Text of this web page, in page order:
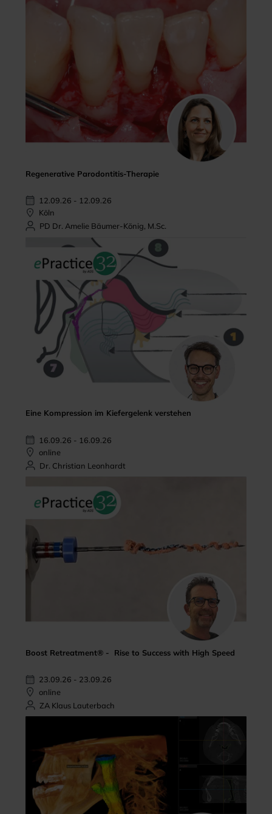
Regenerative Parodontitis-Therapie
12.09.26 - 12.09.26
Köln
PD Dr. Amelie Bäumer-König, M.Sc.
Eine Kompression im Kiefergelenk verstehen
16.09.26 - 16.09.26
online
Dr. Christian Leonhardt
Boost Retreatment® - Rise to Success with High Speed
23.09.26 - 23.09.26
online
ZA Klaus Lauterbach